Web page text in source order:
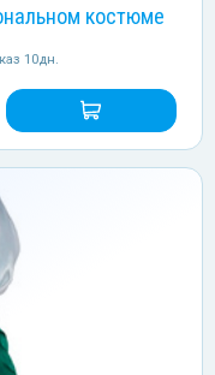
костюме
10дн.